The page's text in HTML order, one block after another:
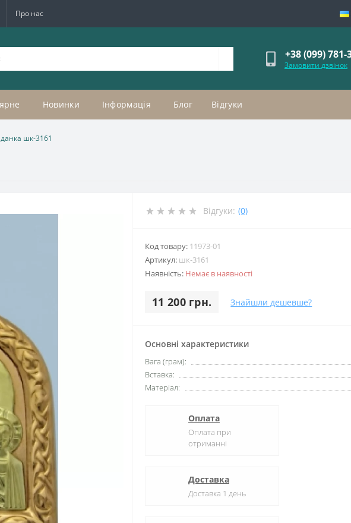
Про нас
+38 (099) 781-
Замовити дзвінок
Новинки Інформація Блог Відгуки
шк-3161
Відгуки: (0)
Код товару: 11973-01
Артикул: шк-3161
Наявність: Немає в наявності
11 200 грн. Знайшли дешевше?
Основні характеристики
Вага (грам):
Вставка:
Матеріал:
Оплата
Оплата при
отриманні
Доставка
Доставка 1 день